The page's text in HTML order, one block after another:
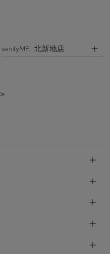
vanityME. 北新地店
>